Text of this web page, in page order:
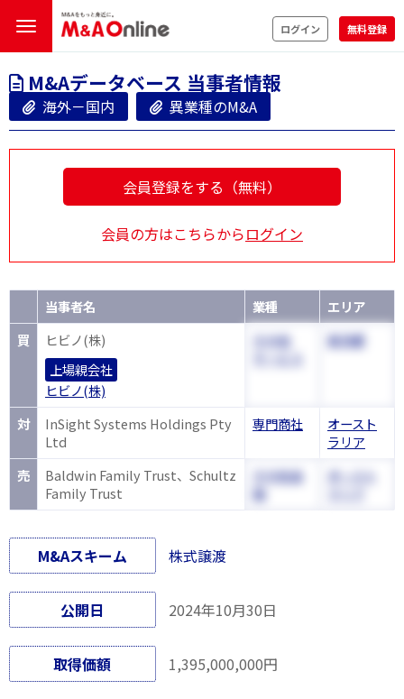
ログイン 無料登録
M&Aデータベース 当事者情報
海外－国内 異業種のM&A
会員登録をする（無料）
会員の方はこちらからログイン
当事者名 業種
エリア
買
ヒビノ(株)
上場親会社
ヒビノ(株)
その他
東京都
対
InSight Systems Holdings Pty
Ltd
専門商社
オースト
ラリア
売
Baldwin Family Trust、Schultz
Family Trust
その他金
融
オースト
M&Aスキーム 株式譲渡
公開日 2024年10月30日
取得価額 1,395,000,000円